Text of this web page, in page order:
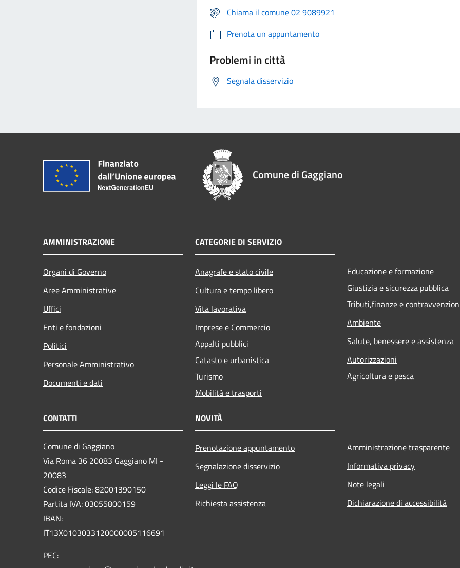
Chiama il comune 02 9089921
Prenota un appuntamento
Problemi in città
Segnala disservizio
Comune di Gaggiano
AMMINISTRAZIONE
Organi di Governo
Aree Amministrative
Uffici
Enti e fondazioni
Politici
Personale Amministrativo
Documenti e dati
CATEGORIE DI SERVIZIO
Anagrafe e stato civile
Cultura e tempo libero
Vita lavorativa
Imprese e Commercio
Appalti pubblici
Catasto e urbanistica
Turismo
Mobilità e trasporti
Educazione e formazione
Giustizia e sicurezza pubblica
Tributi,finanze e
Ambiente
Salute, benessere e assistenza
Autorizzazioni
Agricoltura e pesca
CONTATTI
Comune di Gaggiano
Via Roma 36 20083 Gaggiano MI -
20083
Codice Fiscale: 82001390150
Partita IVA: 03055800159
IBAN:
IT13X0103033120000005116691
PEC:
NOVITÀ
Prenotazione appuntamento
Segnalazione disservizio
Leggi le FAQ
Richiesta assistenza
Amministrazione trasparente
Informativa privacy
Note legali
Dichiarazione di accessibilità